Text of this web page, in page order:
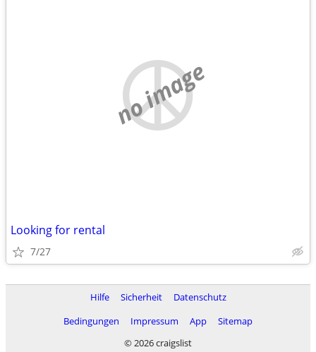
no image
Looking for rental
7/27
Hilfe Sicherheit
Datenschutz
Bedingungen
Impressum App
Sitemap
© 2026 craigslist